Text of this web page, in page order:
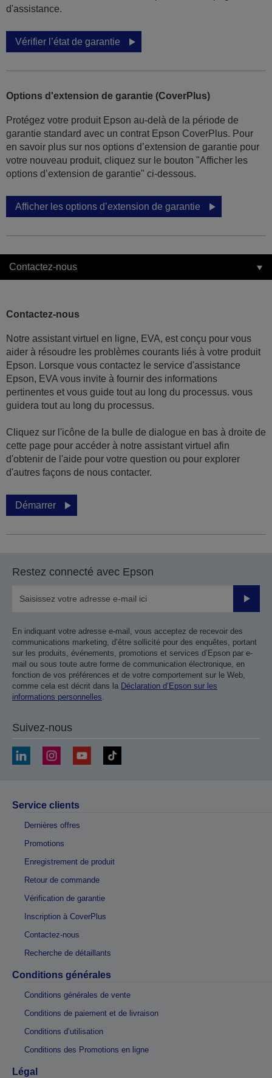
d'assistance.
Vérifier l’état de garantie
Options d'extension de garantie (CoverPlus)
Protégez votre produit Epson au-delà de la période de
garantie standard avec un contrat Epson CoverPlus. Pour
en savoir plus sur nos options d’extension de garantie pour
votre nouveau produit, cliquez sur le bouton "Afficher les
options d’extension de garantie" ci-dessous.
Afficher les options d’extension de garantie
Contactez-nous
Contactez-nous
Notre assistant virtuel en ligne, EVA, est conçu pour vous
aider à résoudre les problèmes courants liés à votre produit
Epson. Lorsque vous contactez le service d'assistance
Epson, EVA vous invite à fournir des informations
pertinentes et vous guide tout au long du processus. vous
guidera tout au long du processus.
Cliquez sur l'icône de la bulle de dialogue en bas à droite de
cette page pour accéder à notre assistant virtuel afin
d'obtenir de l'aide pour votre question ou pour explorer
d'autres façons de nous contacter.
Démarrer
Restez connecté avec Epson
Valider
En indiquant votre adresse e-mail, vous acceptez de recevoir des
communications marketing, d’être sollicité pour des enquêtes, portant
sur les produits, événements, promotions et services d’Epson par e-
mail ou sous toute autre forme de communication électronique, en
fonction de vos préférences et de votre comportement sur le Web,
comme cela est décrit dans la Déclaration d’Epson sur les
informations personnelles.
Suivez-nous
Service clients
Dernières offres
Promotions
Enregistrement de produit
Retour de commande
Vérification de garantie
Inscription à CoverPlus
Contactez-nous
Recherche de détaillants
Conditions générales
Conditions générales de vente
Conditions de paiement et de livraison
Conditions d’utilisation
Conditions des Promotions en ligne
Légal